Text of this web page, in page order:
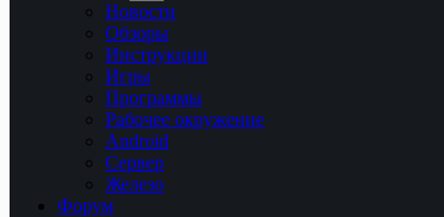
Новости
Обзоры
Инструкции
Игры
Программы
Рабочее окружение
Android
Сервер
Железо
Форум